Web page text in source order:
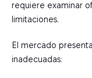
requiere examinar
limitaciones.
El mercado
inadecuadas: